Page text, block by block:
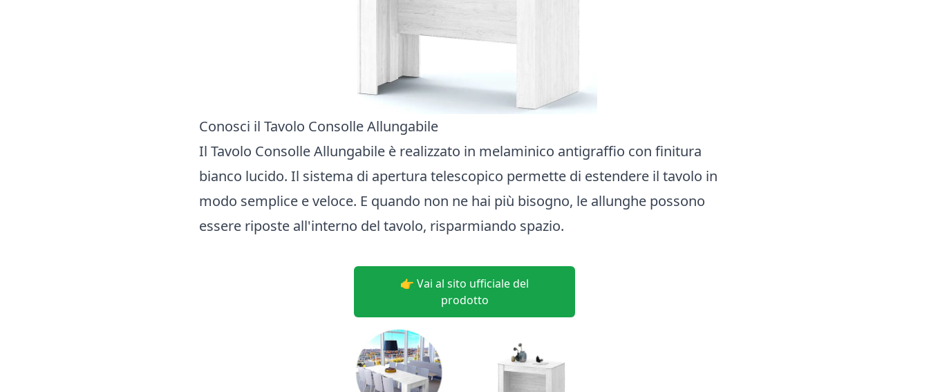
Conosci il Tavolo Consolle Allungabile
Il Tavolo Consolle Allungabile è realizzato in melaminico antigraffio con finitura
bianco lucido. Il sistema di apertura telescopico permette di estendere il tavolo in
modo semplice e veloce. E quando non ne hai più bisogno, le allunghe possono
essere riposte all'interno del tavolo, risparmiando spazio.
👉 Vai al sito ufficiale del
prodotto